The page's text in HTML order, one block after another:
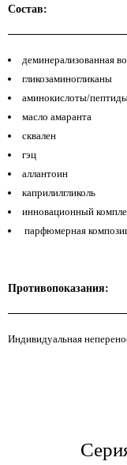
Состав:
деминерализованная
гликозаминогликаны
аминокислоты/пептиды
масло амаранта
сквален
гэц
аллантоин
каприлилгликоль
инновационный
парфюмерная
Противопоказания:
Индивидуальная